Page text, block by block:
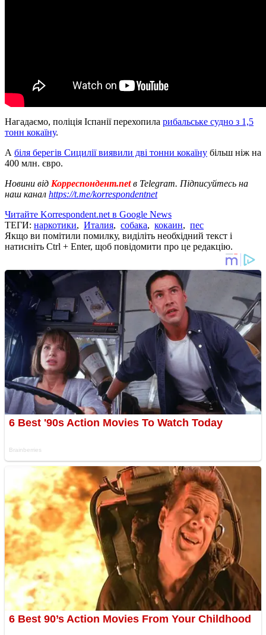
Нагадаємо, поліція Іспанії перехопила рибальське судно з 1,5
тонн кокаїну.
А біля берегів Сицилії виявили дві тонни кокаїну більш ніж на
400 млн. євро.
Новини від Корреспондент.netв Telegram. Підписуйтесь на
наш канал https://t.me/korrespondentnet
Читайте Korrespondent.net в Google News
ТЕГИ: наркотики, Италия, собака, кокаин, пес
Якщо ви помітили помилку, виділіть необхідний текст і
натисніть Ctrl + Enter, щоб повідомити про це редакцію.